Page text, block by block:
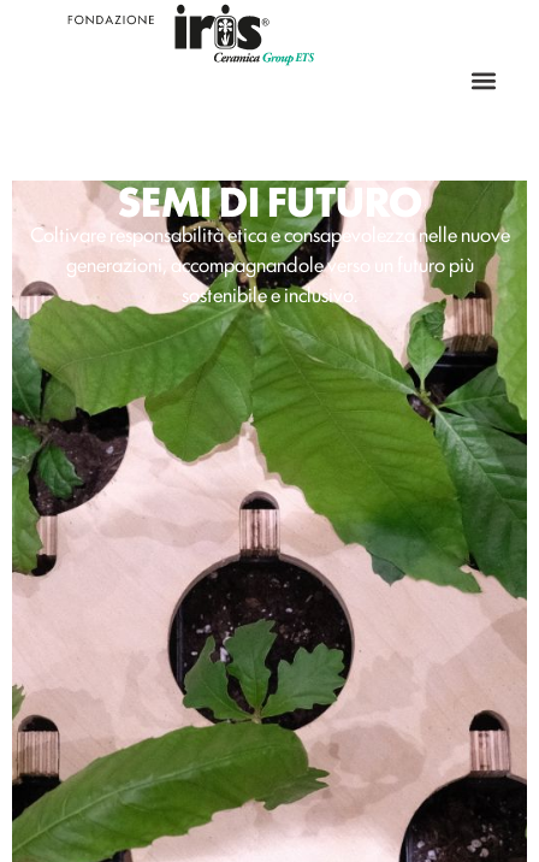
SEMI DI FUTURO
Coltivare responsabilità etica e consapevolezza nelle nuove
generazioni, accompagnandole verso un futuro più
sostenibile e inclusivo.